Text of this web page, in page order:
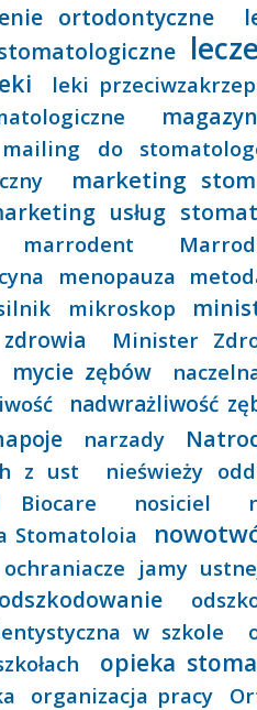
ortodontyczne
leki
mailing do
marketing
usług
marrodent
menopauza
mikroskop
Minister
mycie zębów
nadwrażliwość
narzady
z ust
nieświeży
Biocare nosiciel
Stomatoloia
ochraniacze jamy
odszkodowanie
w szkole
opieka
organizacja pracy